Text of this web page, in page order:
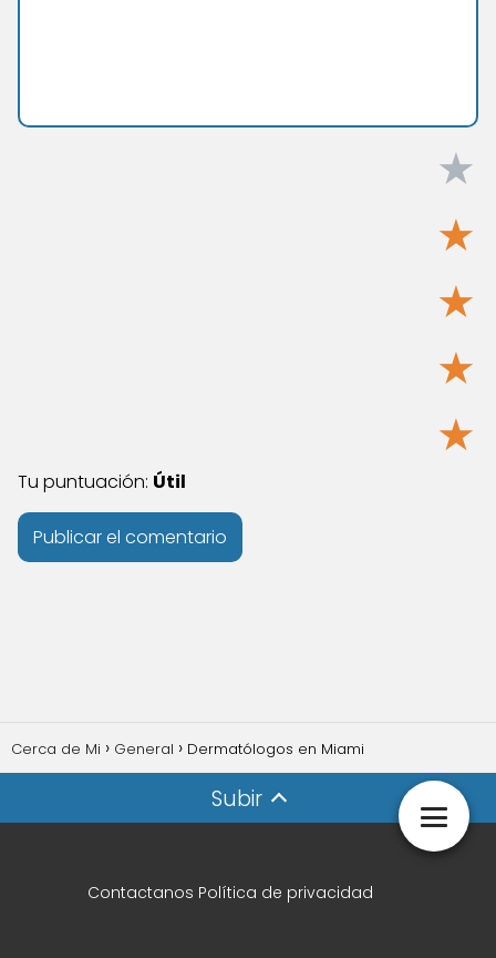
★
★
★
★
★
Tu puntuación: Útil
Cerca de Mi General Dermatólogos en Miami
Subir
Contactanos Política de privacidad